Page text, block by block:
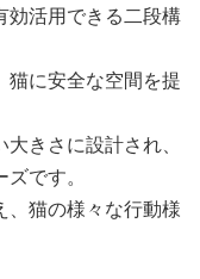
効活用できる二段構
猫に安全な空間を提
きさに設計され、
です。
、猫の様々な行動様